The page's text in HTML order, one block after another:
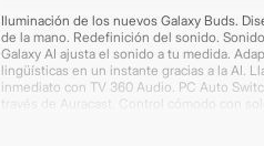
Iluminación de los nuevos Galaxy Buds.
de la mano. Redefinición del sonido.
Galaxy AI ajusta el sonido a tu medida.
lingüísticas en un instante gracias a la AI.
inmediato con TV 360 Audio. PC Auto
través de Auracast. Control cómodo con